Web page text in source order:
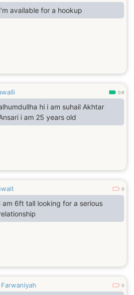
available for a hookup
0.9
hi i am suhail Akhtar
i am 25 years old
0
am 6ft tall looking for a serious
Farwaniyah 0